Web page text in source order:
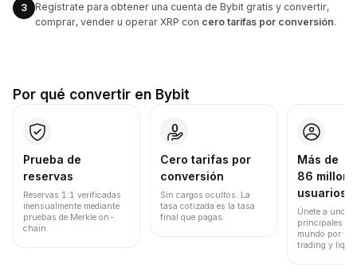
3
Regístrate para obtener una cuenta de Bybit gratis y convertir,
comprar, vender u operar XRP con cero tarifas por conversión.
Por qué convertir en Bybit
Prueba de
reservas
Reservas 1:1 verificadas
mensualmente mediante
pruebas de Merkle on-
chain.
Cero tarifas por
conversión
Sin cargos ocultos. La
tasa cotizada es la tasa
final que pagas.
Más de
86
usuarios
Únete a uno
principales
mundo por
trading y